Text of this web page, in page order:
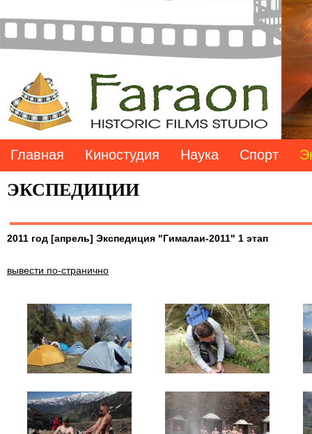
Главная Киностудия Наука Спорт
ЭКСПЕДИЦИИ
2011 год [апрель] Экспедиция "Гималаи-2011" 1 этап
вывести по-странично